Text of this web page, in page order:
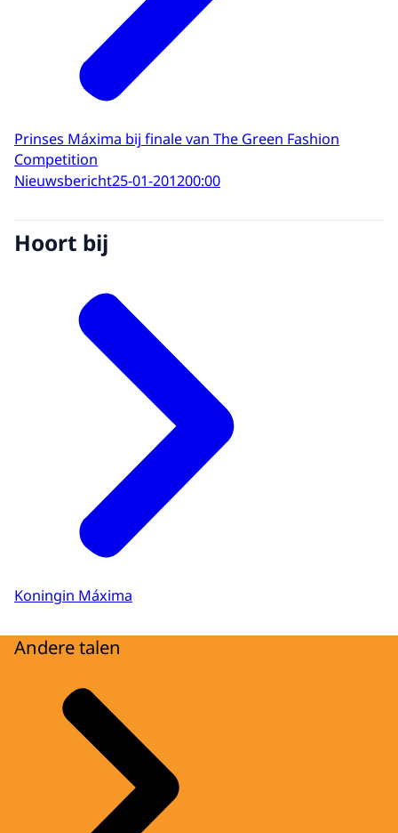
Prinses Máxima bij finale van The Green Fashion
Competition
Nieuwsbericht25-01-201200:00
Hoort bij
Koningin Máxima
Andere talen